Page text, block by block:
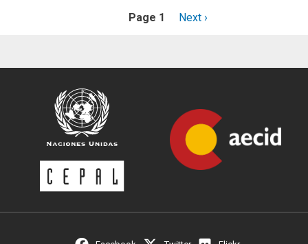
Page 1
Next
Next ›